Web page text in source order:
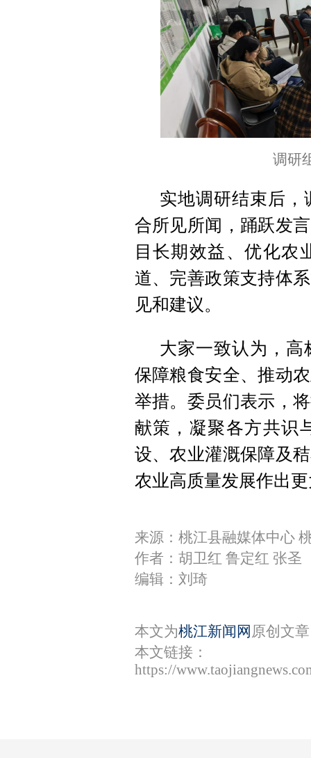
调研
实地调研结束后
合所见所闻，踊跃发
目长期效益、优化农
道、完善政策支持体
见和建议。
大家一致认为，
保障粮食安全、推动
举措。委员们表示，
献策，凝聚各方共识
设、农业灌溉保障及
农业高质量发展作出
来源：桃江县融媒体中心
作者：胡卫红 鲁定红 张圣
编辑：刘琦
本文为桃江新闻网 原创文
本文链接：
https://